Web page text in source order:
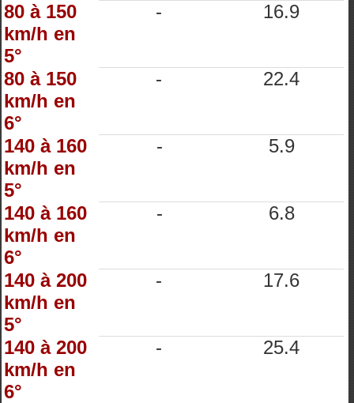
80 à 150
km/h en
5°
- 16.9
80 à 150
km/h en
6°
- 22.4
140 à 160
km/h en
5°
- 5.9
140 à 160
km/h en
6°
- 6.8
140 à 200
km/h en
5°
- 17.6
140 à 200
km/h en
6°
- 25.4